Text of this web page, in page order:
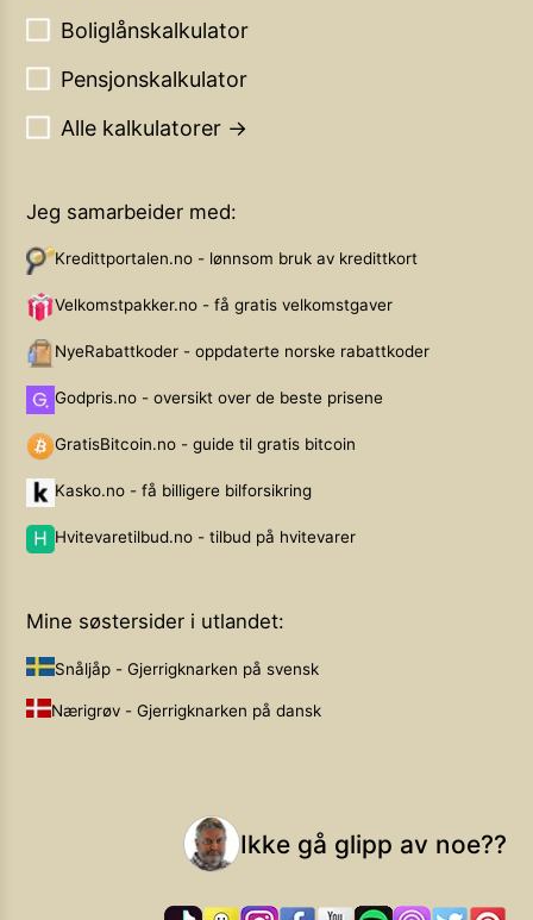
Boliglånskalkulator
Pensjonskalkulator
Alle kalkulatorer →
Jeg samarbeider med:
Kredittportalen.no - lønnsom bruk av kredittkort
Velkomstpakker.no - få gratis velkomstgaver
NyeRabattkoder - oppdaterte norske rabattkoder
Godpris.no - oversikt over de beste prisene
GratisBitcoin.no - guide til gratis bitcoin
Kasko.no - få billigere bilforsikring
Hvitevaretilbud.no - tilbud på hvitevarer
Mine søstersider i utlandet:
Snåljåp - Gjerrigknarken på svensk
Nærigrøv - Gjerrigknarken på dansk
Ikke gå glipp av noe??